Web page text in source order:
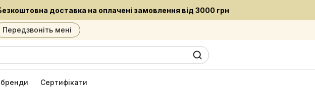
Встигни придбати улюблені засоби за приємною ціною
Передзвоніть мені
бренди Сертифікати